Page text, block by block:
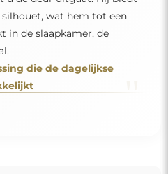
. Wij
bestelling. Wij
samen met het
e-mailadres: